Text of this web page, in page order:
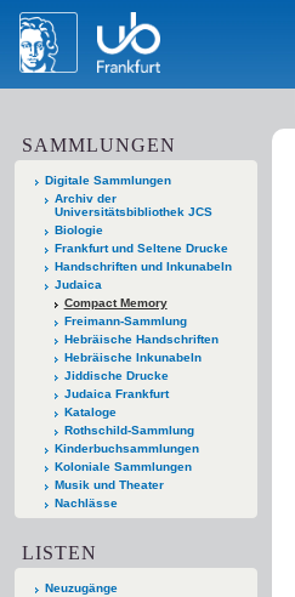
SAMMLUNGEN
Digitale Sammlungen
Archiv der
Universitätsbibliothek JCS
Biologie
Frankfurt und Seltene Drucke
Handschriften und Inkunabeln
Judaica
Compact Memory
Freimann-Sammlung
Hebräische Handschriften
Hebräische Inkunabeln
Jiddische Drucke
Judaica Frankfurt
Kataloge
Rothschild-Sammlung
Kinderbuchsammlungen
Koloniale Sammlungen
Musik und Theater
Nachlässe
LISTEN
Neuzugänge